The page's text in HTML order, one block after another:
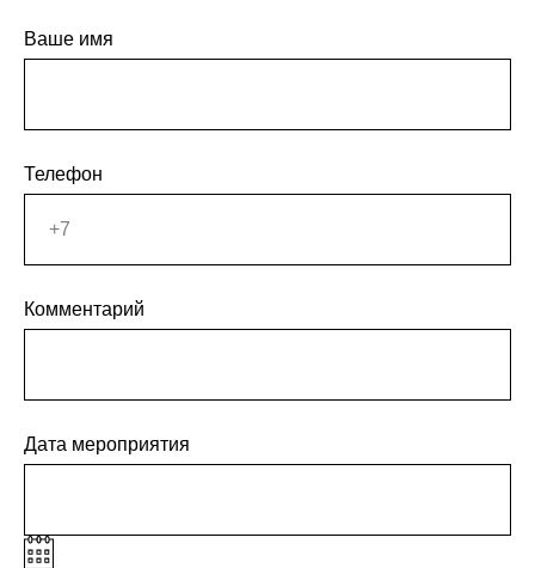
Ваше имя
Телефон
Комментарий
Дата мероприятия